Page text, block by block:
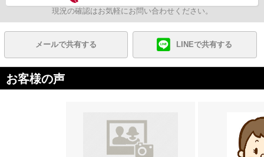
現況の確認はお気軽にお問い合わせください。
メールで共有する LINEで共有する
お客様の声